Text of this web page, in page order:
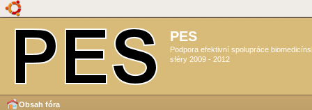
PES
Podpora efektivní spolupráce
sféry 2009 - 2012
Obsah fóra